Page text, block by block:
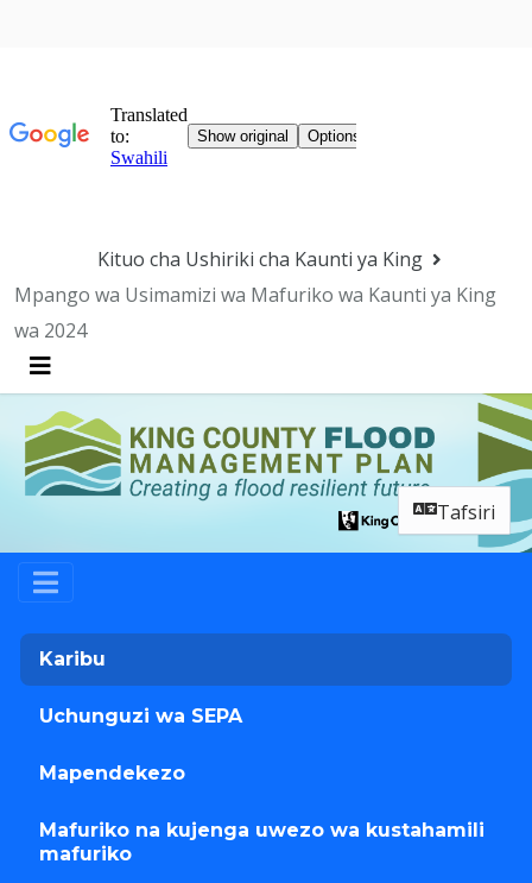
Kituo cha Ushiriki cha Kaunti ya King
Mpango wa Usimamizi wa Mafuriko wa Kaunti ya King
wa 2024
Menyu
Tafsiri
Karibu
Uchunguzi wa SEPA
Mapendekezo
Mafuriko na kujenga uwezo wa kustahamili
mafuriko